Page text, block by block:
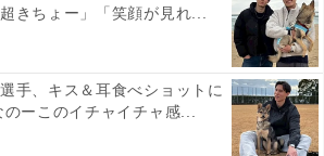
きちょー」「笑顔が見れ...
手、キス＆耳食べショットに
のーこのイチャイチャ感...